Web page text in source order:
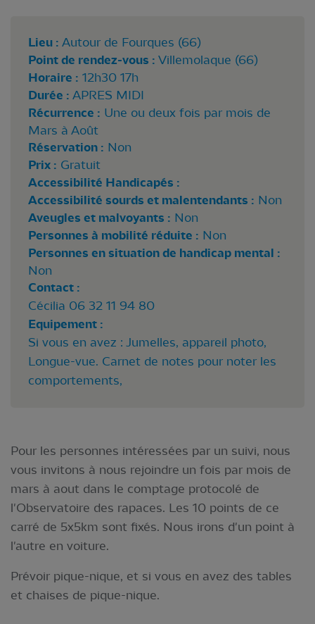
Lieu : Autour de Fourques (66)
Point de rendez-vous : Villemolaque (66)
Horaire : 12h30 17h
Durée : APRES MIDI
Récurrence : Une ou deux fois par mois de
Mars à Août
Réservation : Non
Prix : Gratuit
Accessibilité Handicapés :
Accessibilité sourds et malentendants : Non
Aveugles et malvoyants : Non
Personnes à mobilité réduite : Non
Personnes en situation de handicap mental :
Non
Contact :
Cécilia 06 32 11 94 80
Equipement :
Si vous en avez : Jumelles, appareil photo,
Longue-vue. Carnet de notes pour noter les
comportements,
Pour les personnes intéressées par un suivi, nous
vous invitons à nous rejoindre un fois par mois de
mars à aout dans le comptage protocolé de
l'Observatoire des rapaces. Les 10 points de ce
carré de 5x5km sont fixés. Nous irons d'un point à
l'autre en voiture.
Prévoir pique-nique, et si vous en avez des tables
et chaises de pique-nique.